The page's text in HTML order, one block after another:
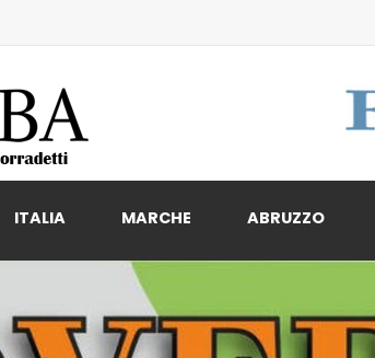
ITALIA MARCHE ABRUZZO